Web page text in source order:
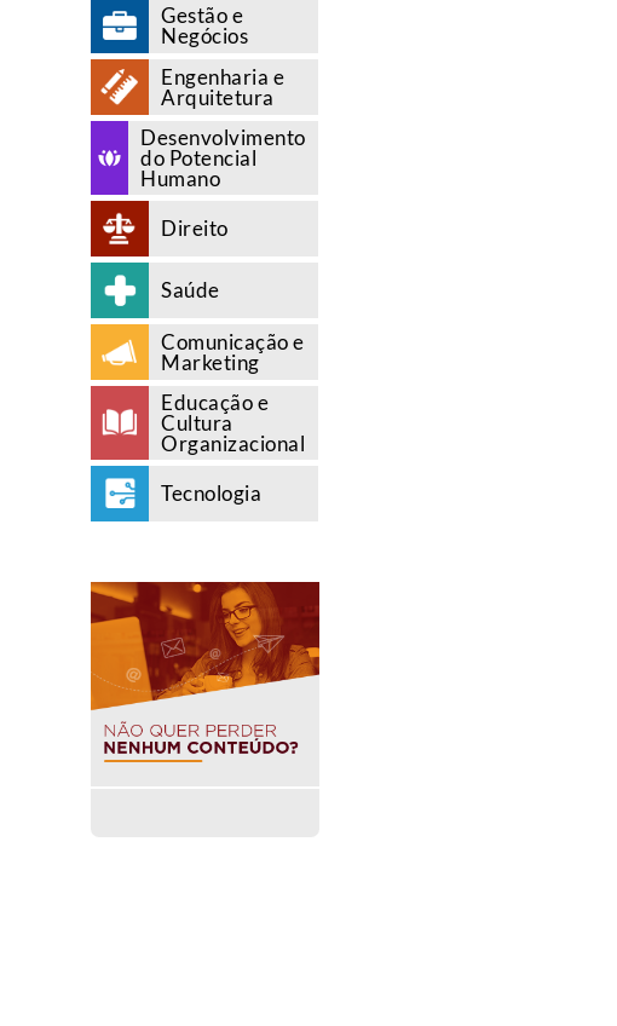
Gestão e
Negócios
Engenharia e
Arquitetura
Desenvolvimento
do Potencial
Humano
Direito
Saúde
Comunicação e
Marketing
Educação e
Cultura
Organizacional
Tecnologia